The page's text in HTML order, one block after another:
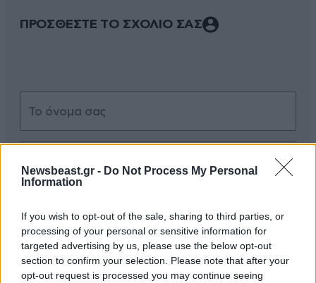
Newsbeast.gr - Do Not Process My Personal
Information
If you wish to opt-out of the sale, sharing to third parties, or
processing of your personal or sensitive information for
targeted advertising by us, please use the below opt-out
section to confirm your selection. Please note that after your
opt-out request is processed you may continue seeing
ΠΡΟΣΘΕΣΤΕ ΤΟ ΣΧΟΛΙΟ ΣΑΣ
Διαβάστε και ακολουθήστε τους κανόνες σχολιασμού
ΠΡΟΣΘΗΚΗ